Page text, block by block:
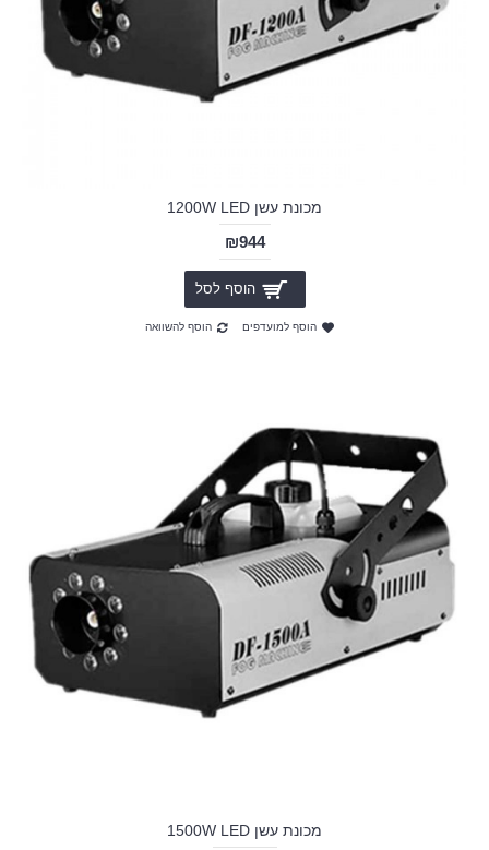
מכונת עשן 1200W LED
₪944
הוסף לסל
הוסף למועדפים הוסף להשוואה
מכונת עשן 1500W LED